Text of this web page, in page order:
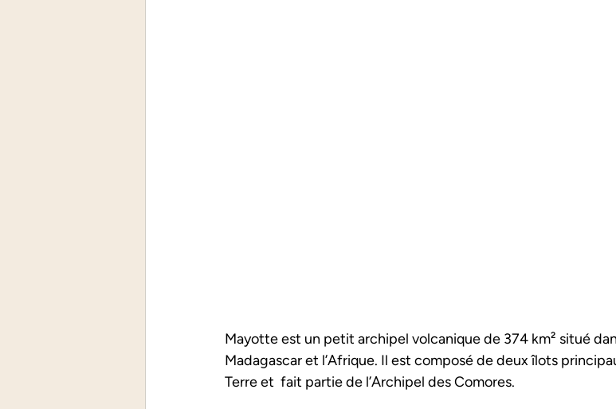
Mayotte est un petit archipel volcanique de 374 km² situé
Madagascar et l’Afrique. Il est composé de deux îlots
Terre et  fait partie de l’Archipel des Comores.